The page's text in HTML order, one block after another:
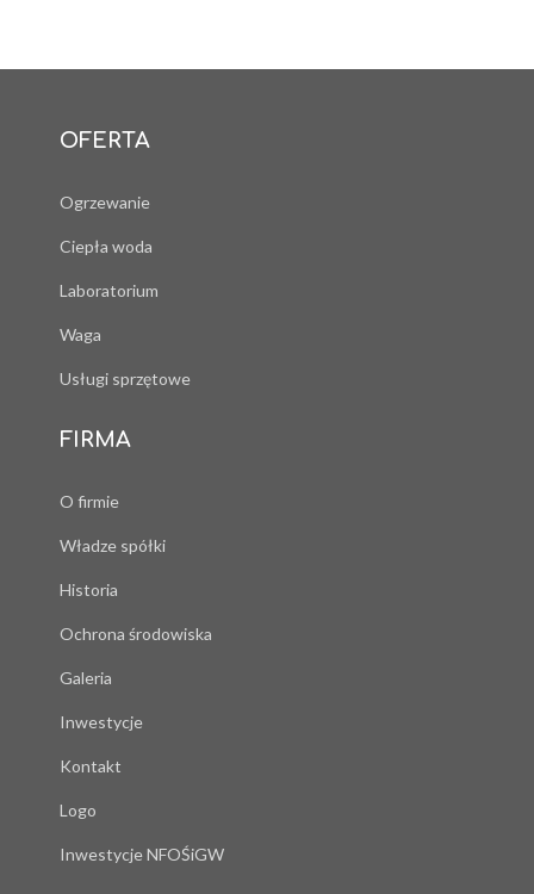
OFERTA
Ogrzewanie
Ciepła woda
Laboratorium
Waga
Usługi sprzętowe
FIRMA
O firmie
Władze spółki
Historia
Ochrona środowiska
Galeria
Inwestycje
Kontakt
Logo
Inwestycje NFOŚiGW